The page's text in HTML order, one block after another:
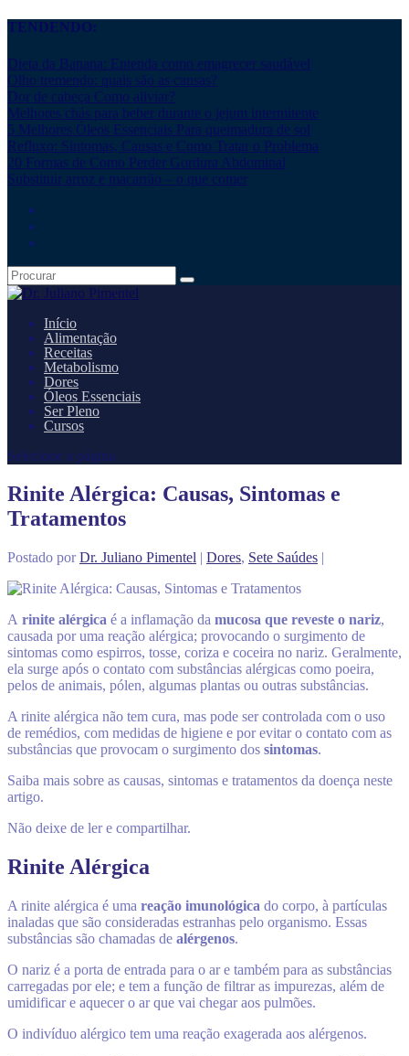
TENDENDO:
Dieta da Banana: Entenda como emagrecer saudável
Olho tremendo: quais são as causas?
Dor de cabeça Como aliviar?
Melhores chás para beber durante o jejum intermitente
5 Melhores Óleos Essenciais Para queimadura de sol
Refluxo: Sintomas, Causas e Como Tratar o Problema
20 Formas de Como Perder Gordura Abdominal
Substituir arroz e macarrão – o que comer
Início
Alimentação
Receitas
Metabolismo
Dores
Óleos Essenciais
Ser Pleno
Cursos
Selecione a página
Rinite Alérgica: Causas, Sintomas e
Tratamentos
Postado porDr. Juliano Pimentel | Dores, Sete Saúdes |
A rinite alérgica é a inflamação da mucosa que reveste o nariz,
causada por uma reação alérgica; provocando o surgimento de
sintomas como espirros, tosse, coriza e coceira no nariz. Geralmente,
ela surge após o contato com substâncias alérgicas como poeira,
pelos de animais, pólen, algumas plantas ou outras substâncias.
A rinite alérgica não tem cura, mas pode ser controlada com o uso
de remédios, com medidas de higiene e por evitar o contato com as
substâncias que provocam o surgimento dos sintomas.
Saiba mais sobre as causas, sintomas e tratamentos da doença neste
artigo.
Não deixe de ler e compartilhar.
Rinite Alérgica
A rinite alérgica é uma reação imunológica do corpo, à partículas
inaladas que são consideradas estranhas pelo organismo. Essas
substâncias são chamadas de alérgenos.
O nariz é a porta de entrada para o ar e também para as substâncias
carregadas por ele; e tem a função de filtrar as impurezas, além de
umidificar e aquecer o ar que vai chegar aos pulmões.
O indivíduo alérgico tem uma reação exagerada aos alérgenos.